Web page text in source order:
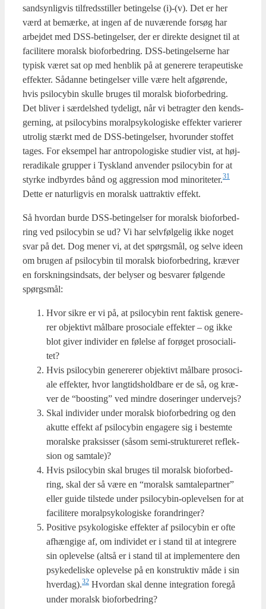
sand­syn­lig­vis til­freds­stil­ler betin­gel­se (i)-(v). Det er her
værd at bemær­ke, at ingen af de nuvæ­ren­de for­søg har
arbej­det med DSS-betin­gel­ser, der er direk­te desig­net til at
faci­li­te­re moralsk bio­for­bed­ring. DSS-betin­gel­ser­ne har
typisk været sat op med hen­blik på at gene­re­re tera­pe­u­ti­ske
effek­ter. Sådan­ne betin­gel­ser vil­le være helt afgø­ren­de,
hvis psi­lo­cy­bin skul­le bru­ges til moralsk bio­for­bed­ring.
Det bli­ver i sær­dels­hed tyde­ligt, når vi betrag­ter den kends­
ger­ning, at psi­lo­cy­bins moralp­sy­ko­lo­gi­ske effek­ter vari­e­rer
utro­lig stærkt med de DSS-betin­gel­ser, hvorun­der stof­fet
tages. For eksem­pel har antro­po­lo­gi­ske stu­di­er vist, at høj­
re­ra­di­ka­le grup­per i Tys­kland anven­der psi­lo­cy­bin for at
styr­ke ind­byr­des bånd og aggres­sion mod minoriteter.31
Det­te er natur­lig­vis en moralsk uat­trak­tiv effekt.
Så hvor­dan bur­de DSS-betin­gel­ser for moralsk bio­for­bed­
ring ved psi­lo­cy­bin se ud? Vi har selv­føl­ge­lig ikke noget
svar på det. Dog mener vi, at det spørgs­mål, og sel­ve ide­en
om bru­gen af psi­lo­cy­bin til moralsk bio­for­bed­ring, kræ­ver
en forsk­nings­ind­sats, der bely­ser og besva­rer føl­gen­de
spørgs­mål:
Hvor sik­re er vi på, at psi­lo­cy­bin rent fak­tisk gene­re­
rer objek­tivt mål­ba­re pro­so­ci­a­le effek­ter – og ikke
blot giver indi­vi­der en følel­se af for­ø­get pro­so­ci­a­li­
tet?
Hvis psi­lo­cy­bin gene­re­rer objek­tivt mål­ba­re pro­so­ci­
a­le effek­ter, hvor lang­tids­hold­ba­re er de så, og kræ­
ver de “boosting” ved min­dre dose­rin­ger under­vejs?
Skal indi­vi­der under moralsk bio­for­bed­ring og den
aku­t­te effekt af psi­lo­cy­bin enga­ge­re sig i bestem­te
moral­ske prak­sis­ser (såsom semi-struk­tu­re­ret reflek­
sion og sam­ta­le)?
Hvis psi­lo­cy­bin skal bru­ges til moralsk bio­for­bed­
ring, skal der så være en “moralsk sam­ta­le­part­ner”
eller gui­de til­ste­de under psi­lo­cy­bin-ople­vel­sen for at
faci­li­te­re moralp­sy­ko­lo­gi­ske for­an­dring­er?
Posi­ti­ve psy­ko­lo­gi­ske effek­ter af psi­lo­cy­bin er ofte
afhæn­gi­ge af, om indi­vi­det er i stand til at inte­gre­re
sin ople­vel­se (alt­så er i stand til at imple­men­te­re den
psy­ke­de­li­ske ople­vel­se på en kon­struk­tiv måde i sin
hverdag).32 Hvor­dan skal den­ne inte­gra­tion fore­gå
under moralsk bio­for­bed­ring?